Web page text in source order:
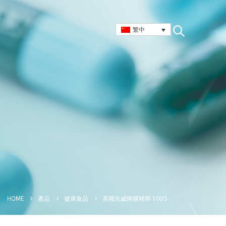
繁中
HOME 產品 健康食品 美國先威蜂膠精華 100’S